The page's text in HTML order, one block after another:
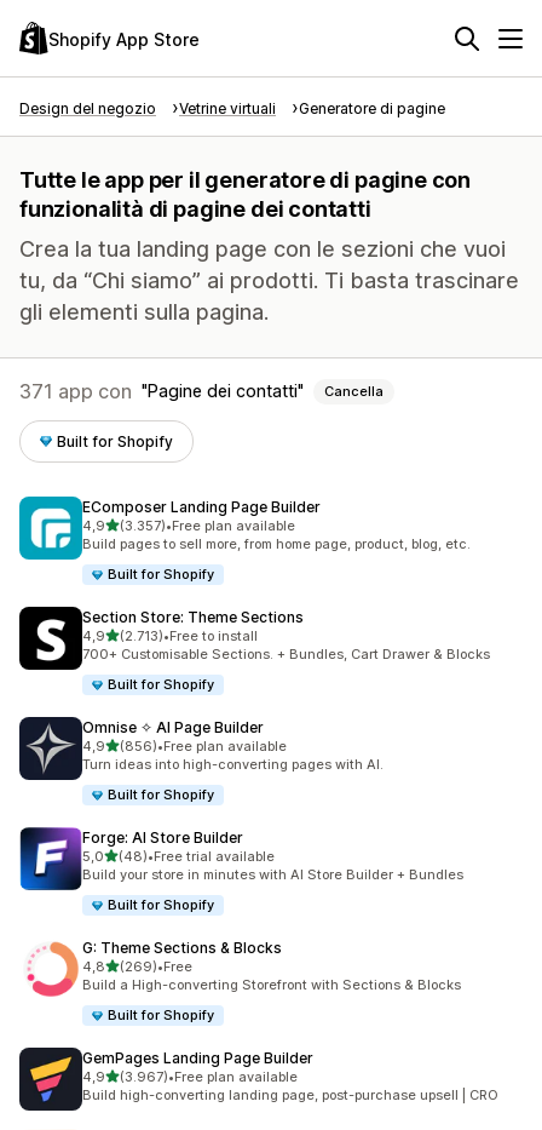
Shopify App Store
Design del negozio Vetrine virtuali Generatore di pagine
Tutte le app per il generatore di pagine con
funzionalità di pagine dei contatti
Crea la tua landing page con le sezioni che vuoi
tu, da “Chi siamo” ai prodotti. Ti basta trascinare
gli elementi sulla pagina.
371 app con Pagine dei contatti Cancella
Built for Shopify
EComposer Landing Page Builder
4,9stelle su 5
(3.357)
3357 recensioni totali
•Free plan available
Build pages to sell more, from home page, product, blog, etc.
Built for Shopify
Section Store: Theme Sections
4,9stelle su 5
(2.713)
2713 recensioni totali
•Free to install
700+ Customisable Sections. + Bundles, Cart Drawer & Blocks
Built for Shopify
Omnise ✧ AI Page Builder
4,9stelle su 5
(856)
856 recensioni totali
•Free plan available
Turn ideas into high-converting pages with AI.
Built for Shopify
Forge: AI Store Builder
5,0stelle su 5
(48)
48 recensioni totali
•Free trial available
Build your store in minutes with AI Store Builder + Bundles
Built for Shopify
G: Theme Sections & Blocks
4,8stelle su 5
(269)
269 recensioni totali
•Free
Build a High-converting Storefront with Sections & Blocks
Built for Shopify
GemPages Landing Page Builder
4,9stelle su 5
(3.967)
3967 recensioni totali
•Free plan available
Build high-converting landing page, post-purchase upsell | CRO